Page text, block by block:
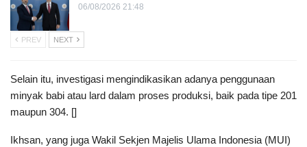
06/08/2026 21:48
PREV NEXT
Selain itu, investigasi mengindikasikan adanya penggunaan
minyak babi atau lard dalam proses produksi, baik pada tipe 201
maupun 304. []
Ikhsan, yang juga Wakil Sekjen Majelis Ulama Indonesia (MUI)